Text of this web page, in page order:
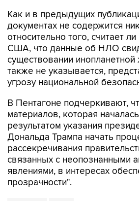
Как и в предыдущих
документах не содержится
относительно того, считает
США, что данные об НЛО
существовании инопланетной
также не указывается,
угрозу национальной
В Пентагоне подчеркивают,
материалов, которая
результатом указания
Дональда Трампа начать
рассекречивания
связанных с неопознанными
явлениями, в интересах
прозрачности".